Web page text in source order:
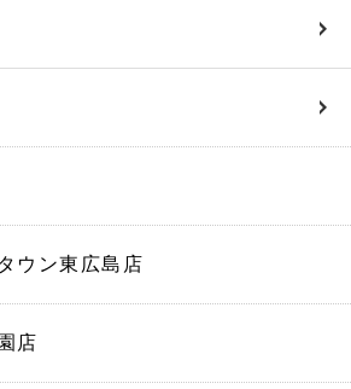
ウン東広島店
店